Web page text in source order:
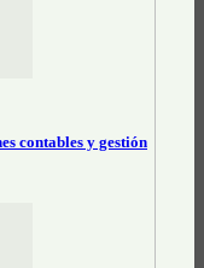
contables y gestión